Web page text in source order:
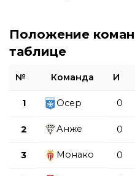
Положение
таблице
№ Команда И
1 Осер 0
2 Анже 0
3 Монако 0